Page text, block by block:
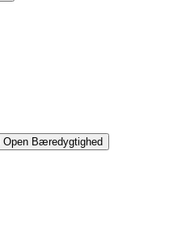
Open Bæredygtighed